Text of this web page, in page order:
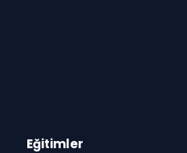
Eğitimler